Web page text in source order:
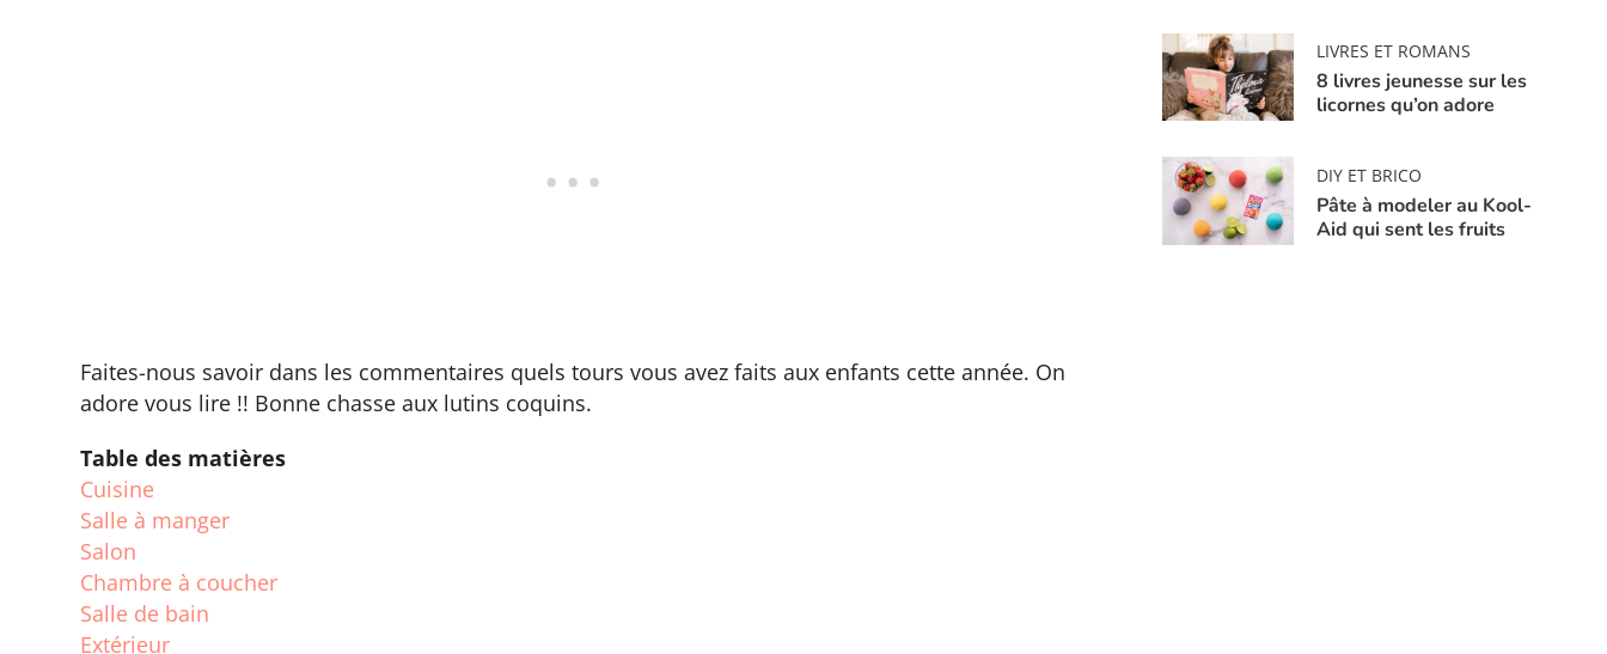
Faites-nous savoir dans les commentaires quels tours vous avez faits aux enfants cette année. On
adore vous lire !! Bonne chasse aux lutins coquins.
Table des matières
Cuisine
Salle à manger
Salon
Chambre à coucher
Salle de bain
Extérieur
LIVRES ET ROMANS
8 livres jeunesse sur les
licornes qu’on adore
DIY ET BRICO
Pâte à modeler au Kool-
Aid qui sent les fruits